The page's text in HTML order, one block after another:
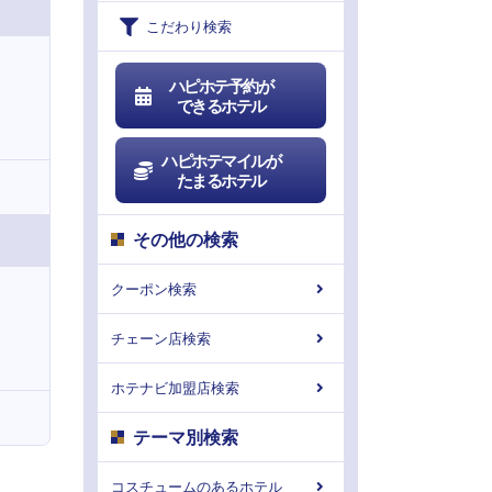
こだわり検索
ハピホテ予約が
できるホテル
ハピホテマイルが
たまるホテル
その他の検索
クーポン検索
チェーン店検索
ホテナビ加盟店検索
テーマ別検索
コスチュームのあるホテル